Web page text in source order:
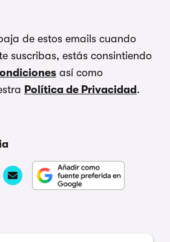
de estos emails cuando
suscribas, estás consintiendo
así como
Política de Privacidad .